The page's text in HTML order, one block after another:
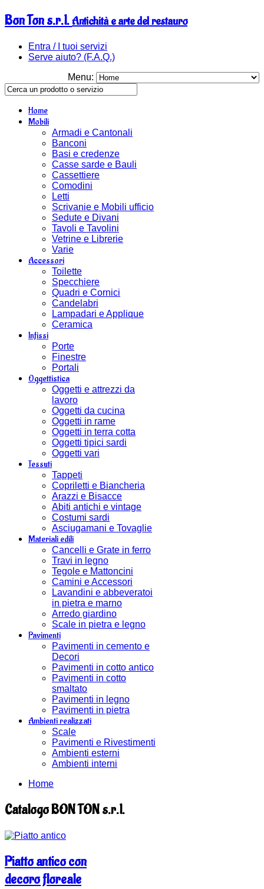
Bon Ton s.r.l.Antichità e arte del restauro
Entra / I tuoi servizi
Serve aiuto? (F.A.Q.)
Menu:
Home
Mobili
Armadi e Cantonali
Banconi
Basi e credenze
Casse sarde e Bauli
Cassettiere
Comodini
Letti
Scrivanie e Mobili ufficio
Sedute e Divani
Tavoli e Tavolini
Vetrine e Librerie
Varie
Accessori
Toilette
Specchiere
Quadri e Cornici
Candelabri
Lampadari e Applique
Ceramica
Infissi
Porte
Finestre
Portali
Oggettistica
Oggetti e attrezzi da
lavoro
Oggetti da cucina
Oggetti in rame
Oggetti in terra cotta
Oggetti tipici sardi
Oggetti vari
Tessuti
Tappeti
Copriletti e Biancheria
Arazzi e Bisacce
Abiti antichi e vintage
Costumi sardi
Asciugamani e Tovaglie
Materiali edili
Cancelli e Grate in ferro
Travi in legno
Tegole e Mattoncini
Camini e Accessori
Lavandini e abbeveratoi
in pietra e marno
Arredo giardino
Scale in pietra e legno
Pavimenti
Pavimenti in cemento e
Decori
Pavimenti in cotto antico
Pavimenti in cotto
smaltato
Pavimenti in legno
Pavimenti in pietra
Ambienti realizzati
Scale
Pavimenti e Rivestimenti
Ambienti esterni
Ambienti interni
Home
Catalogo BON TON s.r.l.
Piatto antico con
decoro floreale